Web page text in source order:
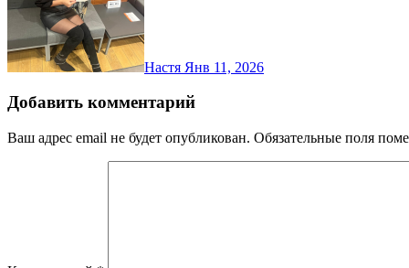
Настя Янв 11, 2026
Добавить комментарий
Ваш адрес email не будет опубликован. Обязательные поля